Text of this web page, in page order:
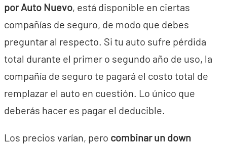
por Auto Nuevo, está disponible en ciertas
compañías de seguro, de modo que debes
preguntar al respecto. Si tu auto sufre pérdida
total durante el primer o segundo año de uso, la
compañía de seguro te pagará el costo total de
remplazar el auto en cuestión. Lo único que
deberás hacer es pagar el deducible.
Los precios varían, pero combinar un down